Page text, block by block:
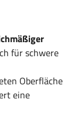
für schwere
Oberfläche
eine